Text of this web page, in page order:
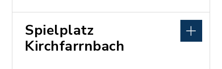
Spielplatz
Kirchfarrnbach